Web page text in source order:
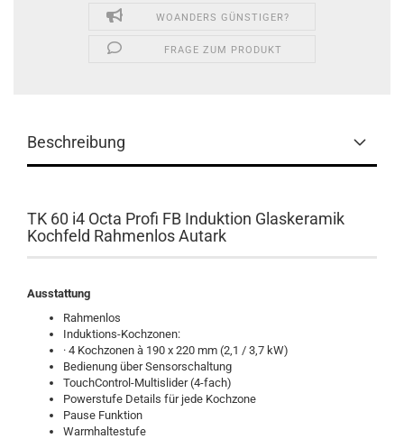
WOANDERS GÜNSTIGER?
FRAGE ZUM PRODUKT
Beschreibung
TK 60 i4 Octa Profi FB Induktion Glaskeramik
Kochfeld Rahmenlos Autark
Ausstattung
Rahmenlos
Induktions-Kochzonen:
· 4 Kochzonen à 190 x 220 mm (2,1 / 3,7 kW)
Bedienung über Sensorschaltung
TouchControl-Multislider (4-fach)
Powerstufe Details für jede Kochzone
Pause Funktion
Warmhaltestufe